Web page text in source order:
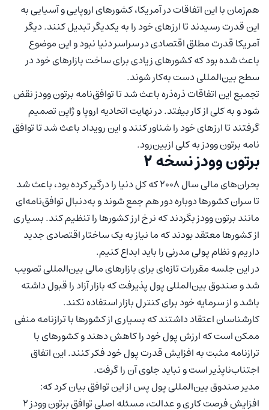
هم‌زمان با این اتفاقات در آمریکا، کشورهای اروپایی و آسیایی به
این قدرت رسیدند تا ارزهای خود را به یکدیگر تبدیل کنند. دیگر
آمریکا قدرت مطلق اقتصادی در سراسر دنیا نبود و این موضوع
باعث شده بود که کشورهای زیادی برای ساخت بازارهای خود در
سطح بین‌المللی دست به‌کار شوند.
تجمیع این اتفاقات ذره‌ذره باعث شد تا توافق‌نامه برتون وودز نقض
شود و به کلی از کار بیفتد. در نهایت اتحادیه اروپا و ژاپن تصمیم
گرفتند تا ارزهای خود را شناور کنند و این رویداد باعث شد تا توافق
نامه برتون وودز به کلی ازبین‌رود.
برتون وودز نسخه ۲
بحران‌های مالی سال ۲۰۰۸ که کل دنیا را درگیر کرده بود، باعث شد
تا سران کشورها دوباره دور هم جمع شوند و به‌دنبال توافق‌نامه‌ای
مانند برتون وودز بگردند که نرخ ارز کشورها را تنظیم کند. بسیاری
از کشورها معتقد بودند که ما نیاز به یک ساختار اقتصادی جدید
داریم و نظام پولی مدرنی را باید ابداع کنیم.
در این جلسه مقررات تازه‌ای برای بازارهای مالی بین‌المللی تصویب
شد و صندوق بین‌المللی پول پذیرفت که بازار آزاد را قبول داشته
باشد و از سرمایه خود برای کنترل بازار استفاده نکند.
کارشناسان اعتقاد داشتند که بسیاری از کشورها با ترازنامه منفی
ممکن است که ارزش پول خود را کاهش دهند و کشورهای با
ترازنامه مثبت به افزایش قدرت پول خود فکر کنند. این اتفاق
اجتناب‌ناپذیر است و نباید جلوی آن را گرفت.
مدیر صندوق بین‌المللی پول پس از این توافق بیان کرد که:
افزایش فرصت کاری و عدالت، مسئله اصلی توافق برتون وودز ۲